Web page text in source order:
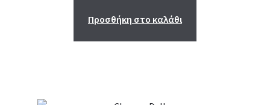
Προσθήκη στο καλάθι